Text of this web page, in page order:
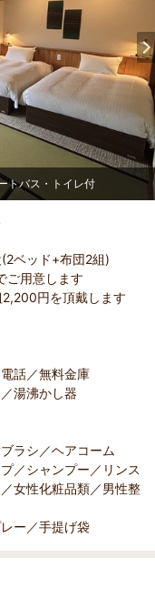
トバス・トイレ付
(2ベッド+布団2組)
ご用意します
2,200円を頂戴します
話／無料金庫
湯沸かし器
ラシ／ヘアコーム
／シャンプー／リンス
女性化粧品類／男性整
ー／手提げ袋
パレートバス・